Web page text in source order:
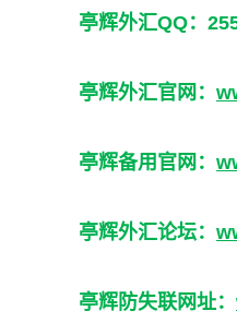
亭辉外汇QQ：
亭辉外汇官网：
亭辉备用官网：
亭辉外汇论坛：
亭辉防失联网址：